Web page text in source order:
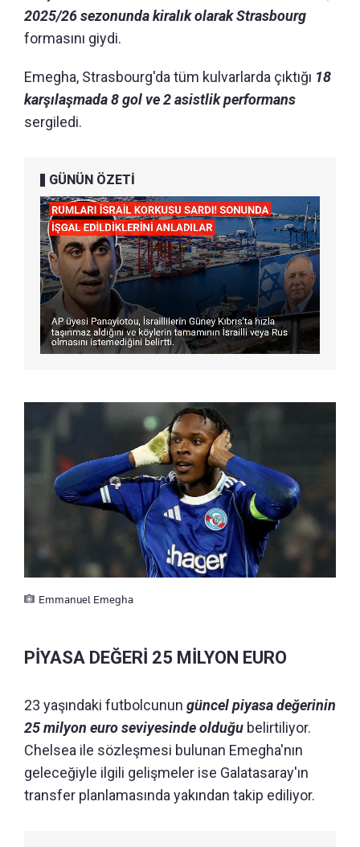
2025/26 sezonunda kiralık olarak Strasbourg
formasını giydi.
Emegha, Strasbourg'da tüm kulvarlarda çıktığı 18
karşılaşmada 8 gol ve 2 asistlik performans
sergiledi.
GÜNÜN ÖZETİ
Emmanuel Emegha
PİYASA DEĞERİ 25 MİLYON EURO
23 yaşındaki futbolcunun güncel piyasa değerinin
25 milyon euro seviyesinde olduğu belirtiliyor.
Chelsea ile sözleşmesi bulunan Emegha'nın
geleceğiyle ilgili gelişmeler ise Galatasaray'ın
transfer planlamasında yakından takip ediliyor.